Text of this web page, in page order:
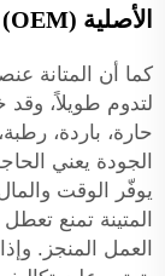
الأصلية (OEM) وكيفية تجنبها؟
لتدوم طويلاً،
حارة، باردة،
الجودة يعني
يوفّر الوقت
المتينة تمنع
العمل المنجز.